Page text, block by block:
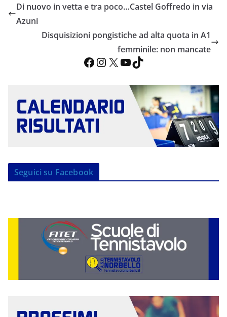
Di nuovo in vetta e tra poco…Castel Goffredo in via
Azuni
Disquisizioni pongistiche ad alta quota in A1
femminile: non mancate
Facebook InstagramX YouTube TikTok
Seguici su Facebook